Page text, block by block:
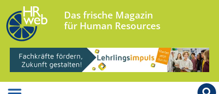
Das frische Magazin
für Human Resources